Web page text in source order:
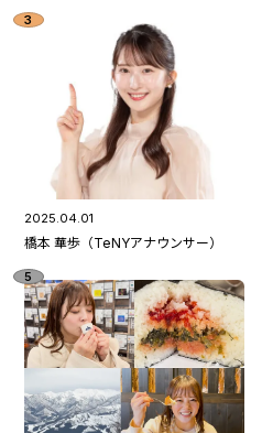
2025.04.01
橋本 華歩（TeNYアナウンサー）